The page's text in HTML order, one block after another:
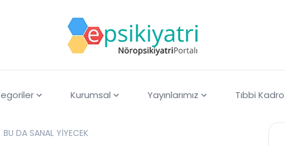
Kurumsal Yayınlarımız Tıbbi Kadro
BU DA SANAL YİYECEK